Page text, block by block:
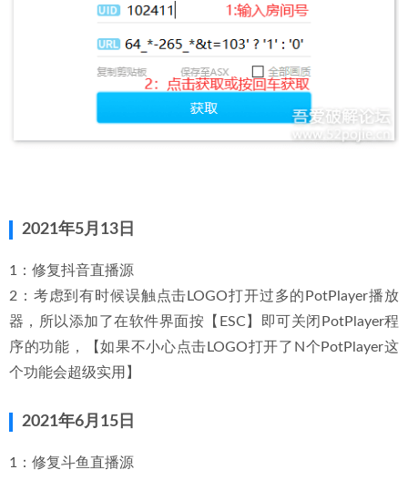
2021年5月13日
1：修复抖音直播源
2：考虑到有时候误触点击LOGO打开过多的PotPlayer播放
器，所以添加了在软件界面按【ESC】即可关闭PotPlayer程
序的功能，【如果不小心点击LOGO打开了N个PotPlayer这
个功能会超级实用】
2021年6月15日
1：修复斗鱼直播源